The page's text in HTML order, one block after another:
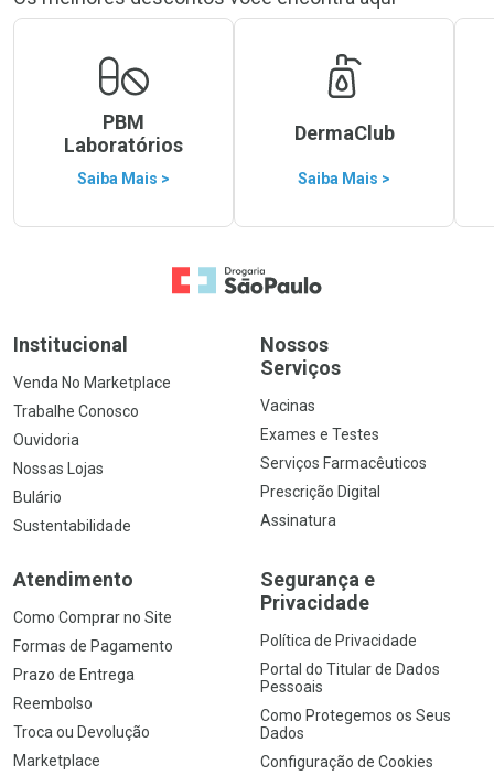
PBM
Laboratórios
Saiba Mais >
DermaClub
Saiba Mais >
Ir para a Home
Institucional
Venda No Marketplace
Trabalhe Conosco
Ouvidoria
Nossas Lojas
Bulário
Sustentabilidade
Nossos
Serviços
Vacinas
Exames e Testes
Serviços Farmacêuticos
Prescrição Digital
Assinatura
Atendimento
Como Comprar no Site
Formas de Pagamento
Prazo de Entrega
Reembolso
Troca ou Devolução
Marketplace
Segurança e
Privacidade
Política de Privacidade
Portal do Titular de Dados
Pessoais
Como Protegemos os Seus
Dados
Configuração de Cookies